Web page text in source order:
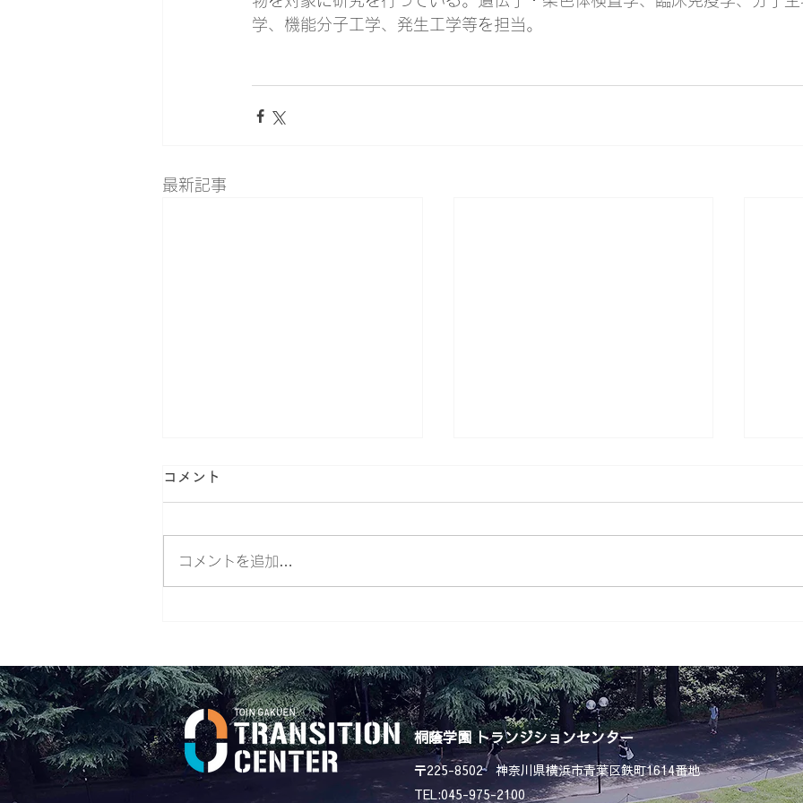
学、機能分子工学、発生工学等を担当。
最新記事
なぜ
コメント
コメントを追加…
桐蔭学園 トランジションセンター
〒225-8502 神奈川県横浜市青葉区鉄町1614番地
TEL:045-975-2100